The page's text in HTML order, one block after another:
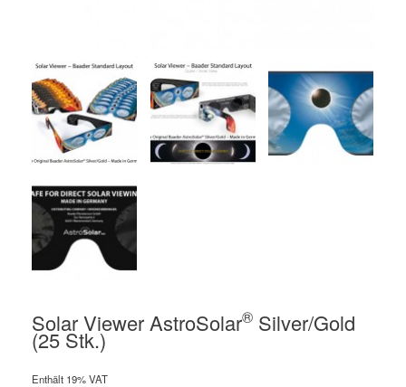
Solar Viewer AstroSolar® Silver/Gold
(25 Stk.)
Enthält 19% VAT